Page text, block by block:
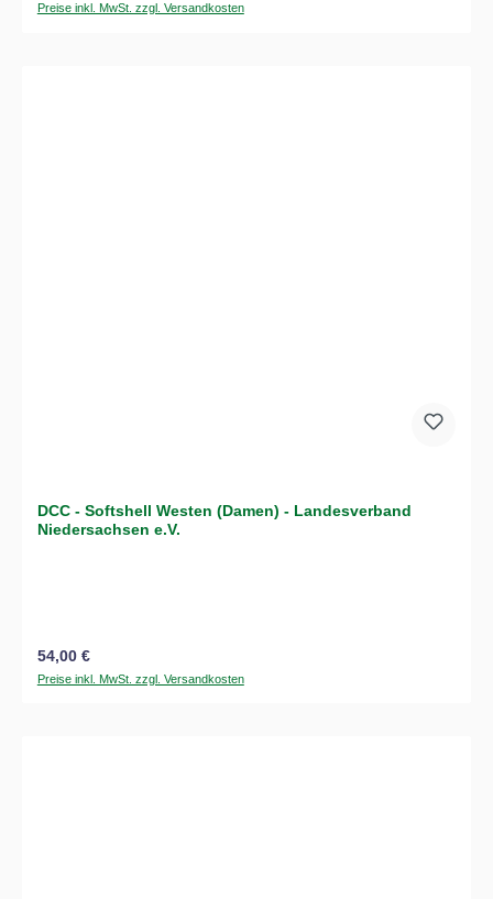
Preise inkl. MwSt. zzgl. Versandkosten
DCC - Softshell Westen (Damen) - Landesverband
Niedersachsen e.V.
Regulärer Preis:
54,00 €
Preise inkl. MwSt. zzgl. Versandkosten